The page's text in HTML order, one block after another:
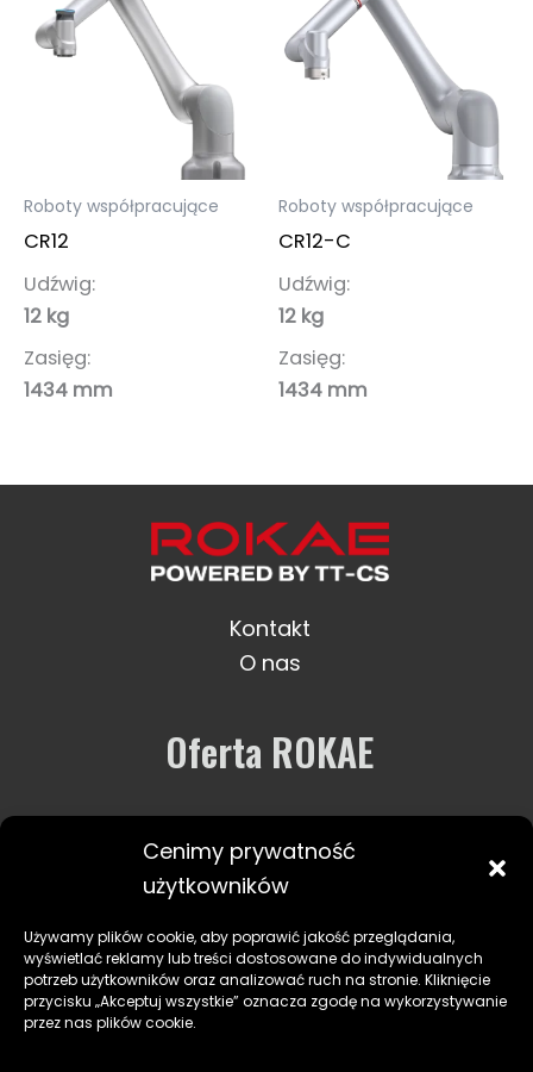
Cenimy prywatność
użytkowników
Używamy plików cookie, aby poprawić jakość przeglądania,
wyświetlać reklamy lub treści dostosowane do indywidualnych
potrzeb użytkowników oraz analizować ruch na stronie. Kliknięcie
przycisku „Akceptuj wszystkie” oznacza zgodę na wykorzystywanie
przez nas plików cookie.
Roboty współpracujące
CR12
Udźwig:
12 kg
Zasięg:
1434 mm
Roboty współpracujące
CR12-C
Udźwig:
12 kg
Zasięg:
1434 mm
Kontakt
O nas
Oferta ROKAE
Usługi i wsparcie
Zastosowania